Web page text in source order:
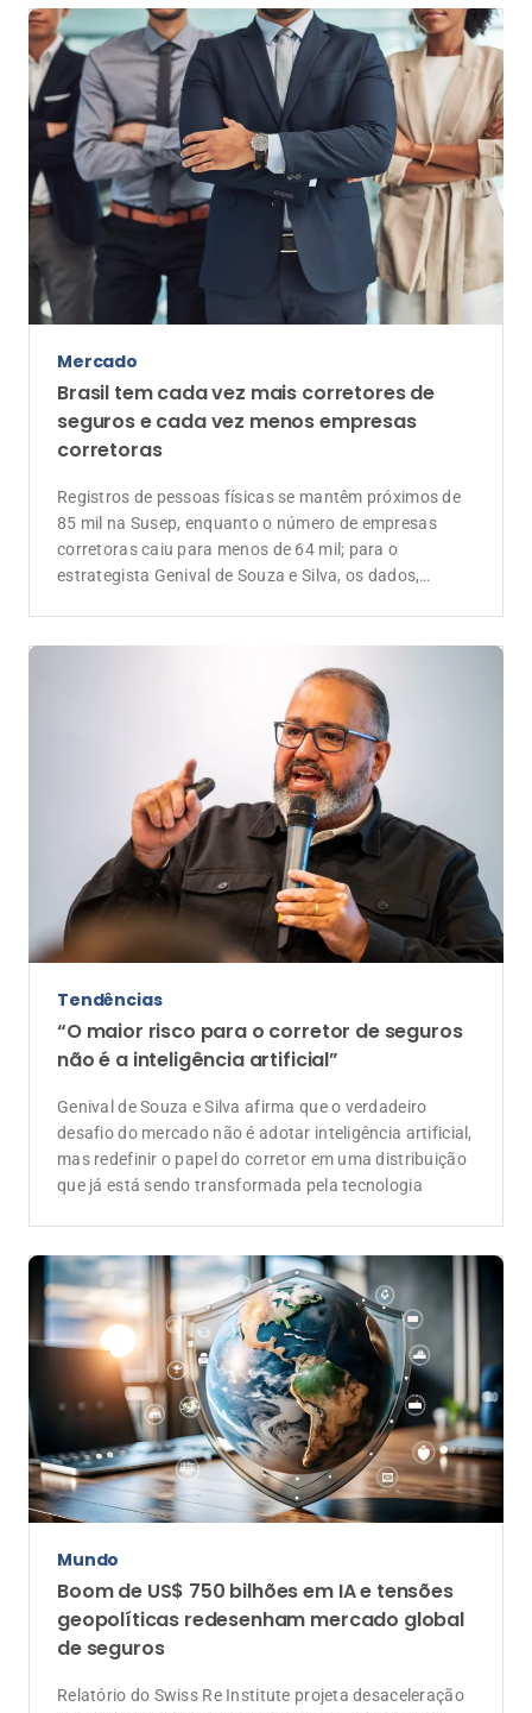
Mercado
Brasil tem cada vez mais corretores de
seguros e cada vez menos empresas
corretoras
Registros de pessoas físicas se mantêm próximos de
85 mil na Susep, enquanto o número de empresas
corretoras caiu para menos de 64 mil; para o
estrategista Genival de Souza e Silva, os dados,
Tendências
“O maior risco para o corretor de seguros
não é a inteligência artificial”
Genival de Souza e Silva afirma que o verdadeiro
desafio do mercado não é adotar inteligência artificial,
mas redefinir o papel do corretor em uma distribuição
que já está sendo transformada pela tecnologia
Mundo
Boom de US$ 750 bilhões em IA e tensões
geopolíticas redesenham mercado global
de seguros
Relatório do Swiss Re Institute projeta desaceleração